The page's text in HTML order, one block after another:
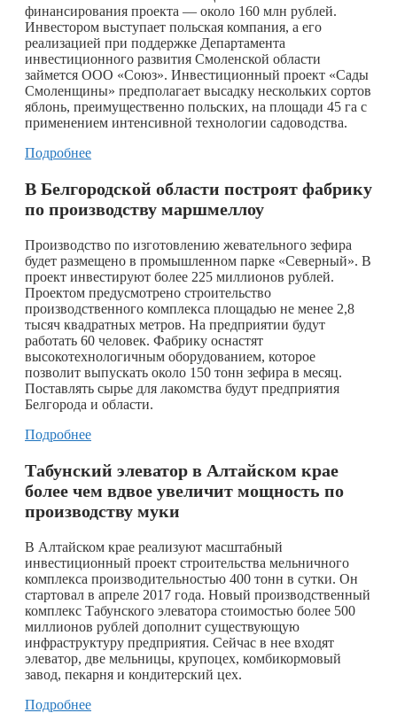
финансирования проекта — около 160 млн рублей.
Инвестором выступает польская компания, а его
реализацией при поддержке Департамента
инвестиционного развития Смоленской области
займется ООО «Союз». Инвестиционный проект «Сады
Смоленщины» предполагает высадку нескольких сортов
яблонь, преимущественно польских, на площади 45 га с
применением интенсивной технологии садоводства.
Подробнее
В Белгородской области построят фабрику
по производству маршмеллоу
Производство по изготовлению жевательного зефира
будет размещено в промышленном парке «Северный». В
проект инвестируют более 225 миллионов рублей.
Проектом предусмотрено строительство
производственного комплекса площадью не менее 2,8
тысяч квадратных метров. На предприятии будут
работать 60 человек. Фабрику оснастят
высокотехнологичным оборудованием, которое
позволит выпускать около 150 тонн зефира в месяц.
Поставлять сырье для лакомства будут предприятия
Белгорода и области.
Подробнее
Табунский элеватор в Алтайском крае
более чем вдвое увеличит мощность по
производству муки
В Алтайском крае реализуют масштабный
инвестиционный проект строительства мельничного
комплекса производительностью 400 тонн в сутки. Он
стартовал в апреле 2017 года. Новый производственный
комплекс Табунского элеватора стоимостью более 500
миллионов рублей дополнит существующую
инфраструктуру предприятия. Сейчас в нее входят
элеватор, две мельницы, крупоцех, комбикормовый
завод, пекарня и кондитерский цех.
Подробнее